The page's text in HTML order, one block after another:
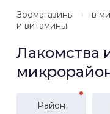
Зоомагазины в
и витамины
Лакомства
Район